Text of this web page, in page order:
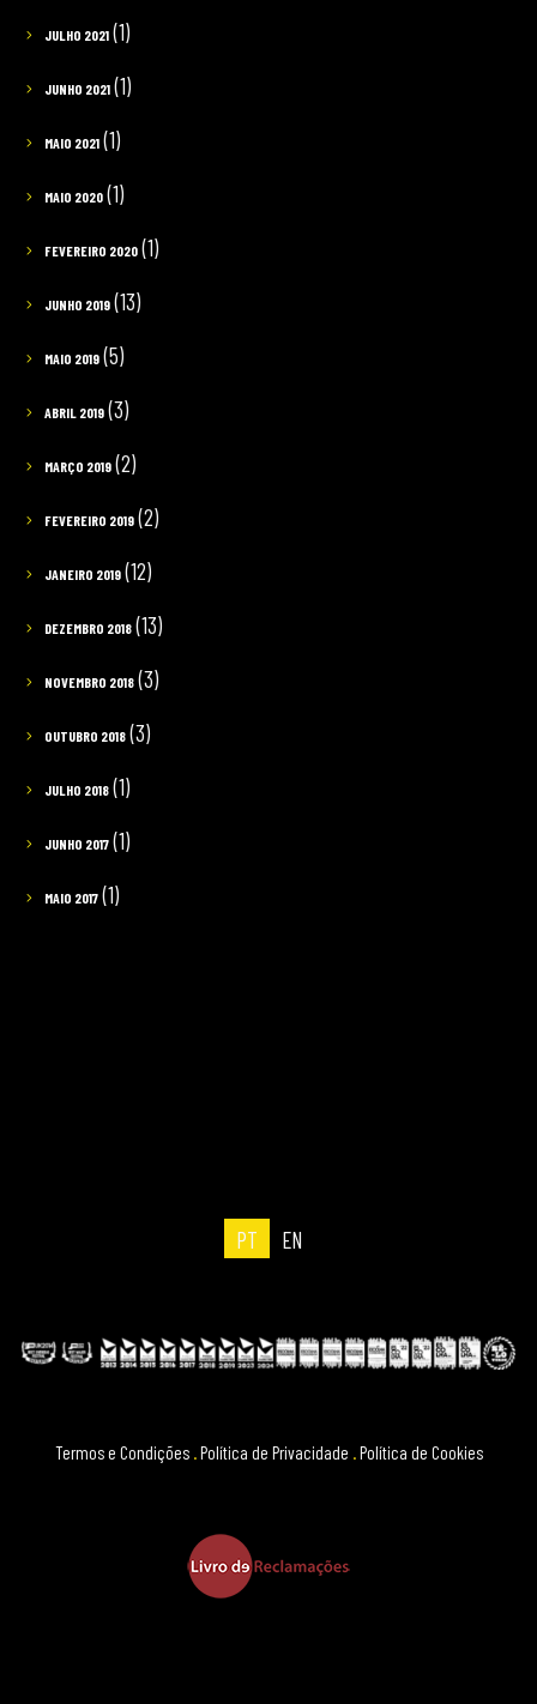
JULHO 2021(1)
JUNHO 2021(1)
MAIO 2021(1)
MAIO 2020(1)
FEVEREIRO 2020(1)
JUNHO 2019(13)
MAIO 2019(5)
ABRIL 2019(3)
MARÇO 2019(2)
FEVEREIRO 2019(2)
JANEIRO 2019(12)
DEZEMBRO 2018(13)
NOVEMBRO 2018(3)
OUTUBRO 2018(3)
JULHO 2018(1)
JUNHO 2017(1)
MAIO 2017(1)
PT EN
Termos e Condições Política de Privacidade Política de Cookies